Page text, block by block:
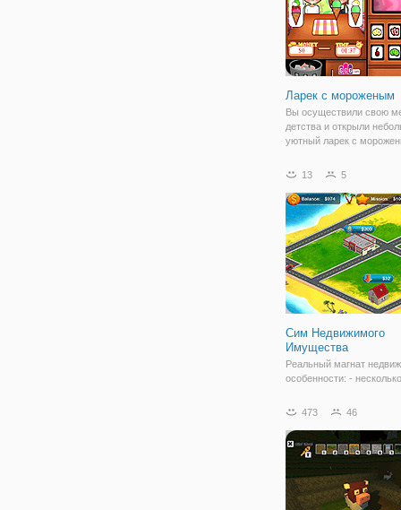
потери
Ларек с мороженым
Вы осуществили свою
детства и открыли
уютный ларек с
посетителей, в
наплыву? Тогда
первые
13 5
Сим Недвижимого
Имущества
Реальный магнат
особенности: -
продать недвижимость
зданий и продать их,
сделать много прибыли.
473 46